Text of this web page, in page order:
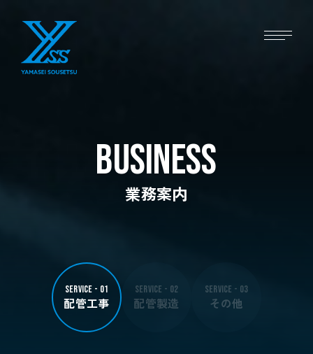
business
業務案内
SERVICE - 01
配管工事
SERVICE - 02
配管製造
SERVICE - 03
その他